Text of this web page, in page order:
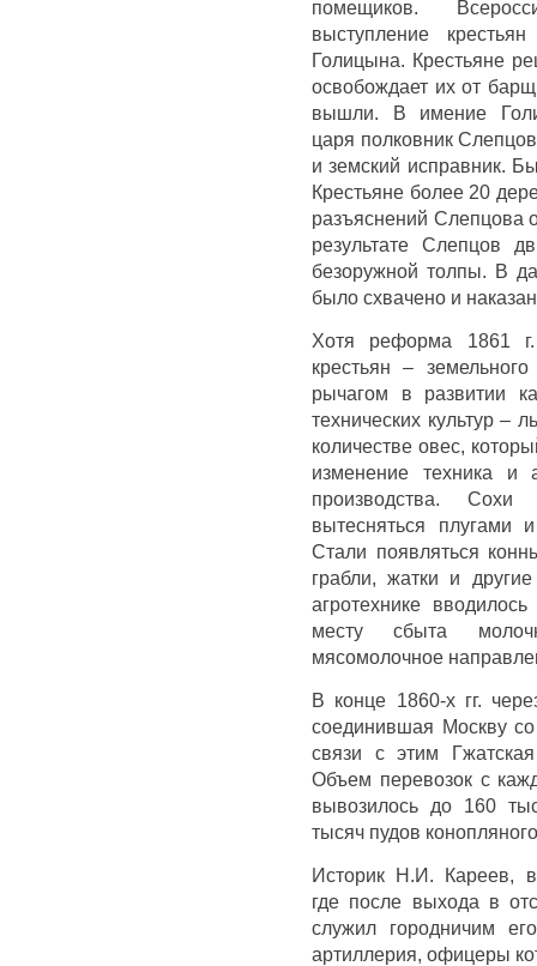
помещиков.
выступление
Голицына. Крестьяне
освобождает их от
вышли. В имение
царя полковник
и земский исправник.
Крестьяне более 20
разъяснений Слепцова
результате Слепцов
безоружной толпы. В
было схвачено и
Хотя реформа 1861
крестьян –
рычагом в развитии
технических культур –
количестве овес,
изменение техника и
производства.
вытесняться плугами
Стали появляться
грабли, жатки и
агротехнике
месту сбыта
мясомолочное
В конце 1860-х гг.
соединившая Москву
связи с этим
Объем перевозок с
вывозилось до 160
тысяч пудов
Историк Н.И. Кареев,
где после выхода в
служил городничим
артиллерия, офицеры